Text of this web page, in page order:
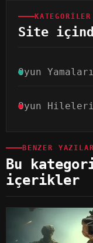
KATEGORILER
Site
Oyun Yamaları
Oyun Hileleri
BENZER YAZILAR
Bu
içerikler